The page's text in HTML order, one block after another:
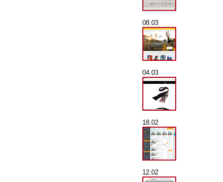
08.03
04.03
18.02
12.02